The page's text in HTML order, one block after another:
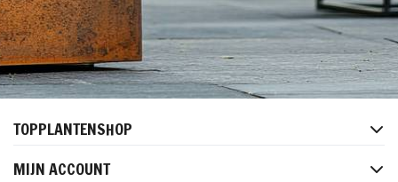
TOPPLANTENSHOP
MIJN ACCOUNT